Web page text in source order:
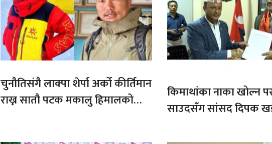
चुनौतिसंगै लाक्पा शेर्पा अर्को कीर्तिमान
राख्न सातौ पटक मकालु हिमालको
किमाथांका नाका खोल्न
साउदसँग सांसद दिपक